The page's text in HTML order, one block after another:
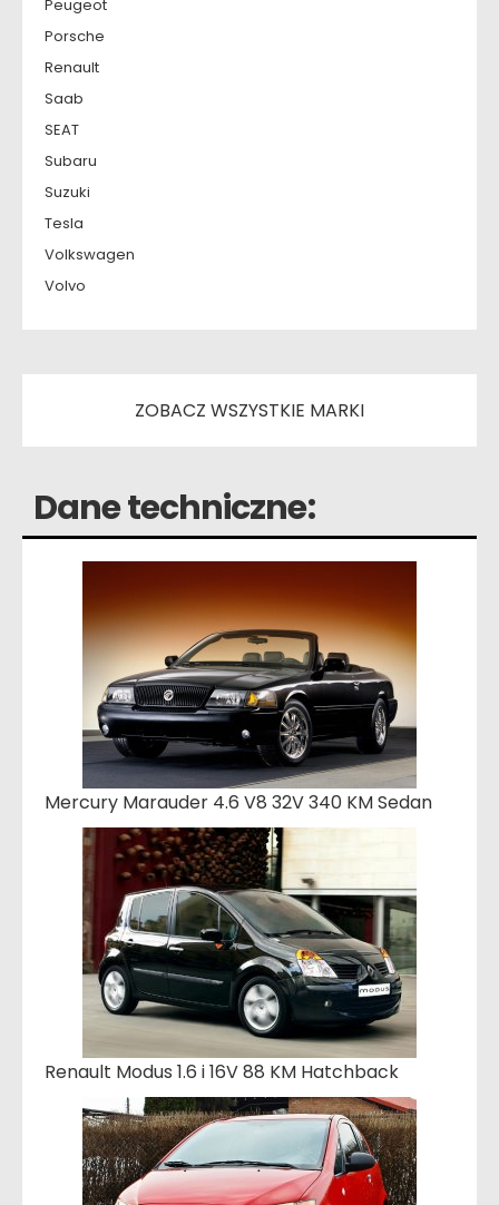
Peugeot
Porsche
Renault
Saab
SEAT
Subaru
Suzuki
Tesla
Volkswagen
Volvo
ZOBACZ WSZYSTKIE MARKI
Dane techniczne:
Mercury Marauder 4.6 V8 32V 340 KM Sedan
Renault Modus 1.6 i 16V 88 KM Hatchback